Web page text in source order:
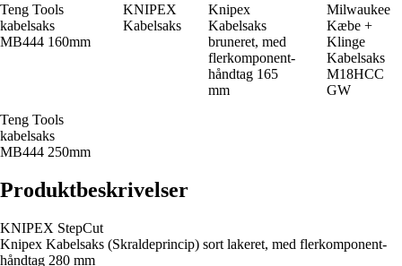
Teng Tools
kabelsaks
MB444 160mm
KNIPEX
Kabelsaks
Knipex
Kabelsaks
bruneret, med
flerkomponent-
håndtag 165
mm
Milwaukee
Kæbe +
Klinge
Kabelsaks
M18HCC
GW
Teng Tools
kabelsaks
MB444 250mm
Produktbeskrivelser
KNIPEX StepCut
Knipex Kabelsaks (Skraldeprincip) sort lakeret, med flerkomponent-
håndtag 280 mm